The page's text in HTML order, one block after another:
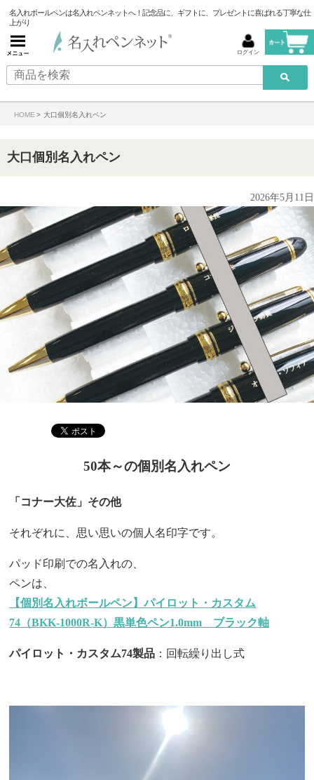
名入れボールペンは名入れペンネットへ！記念品に、ギフトに、プレゼントに喜ばれる丁寧な仕
上がり
ログイン
HOME > 大口個別名入れペン
大口個別名入れペン
2026年5月11日
50本～の個別名入れペン
「コナー大佐」その他
それぞれに、思い思いの個人名印字です。
パッド印刷での名入れの、
ペンは、
【個別名入れボールペン】パイロット・カスタム
74（BKK-1000R-K）黒単色ペン1.0mm ブラック軸
パイロット・カスタム74製品 ：回転繰り出し式